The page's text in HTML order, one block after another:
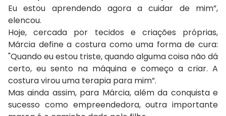
Eu estou aprendendo agora a cuidar de mim”,
elencou.
Hoje, cercada por tecidos e criações próprias,
Márcia define a costura como uma forma de cura:
"Quando eu estou triste, quando alguma coisa não dá
certo, eu sento na máquina e começo a criar. A
costura virou uma terapia para mim”.
Mas ainda assim, para Márcia, além da conquista e
sucesso como empreendedora, outra importante